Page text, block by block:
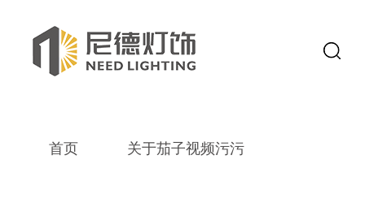
首页 关于茄子视频污污